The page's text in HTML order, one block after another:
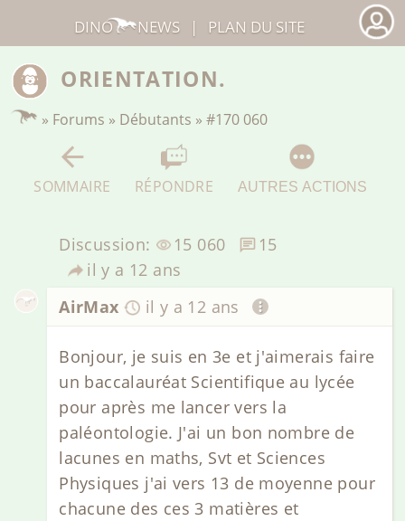
ORIENTATION.
» Forums » Débutants »#170 060
SOMMAIRE RÉPONDRE AUTRES ACTIONS
Discussion: 15 060
15
il y a 12 ans
AirMax
il y a 12 ans
Bonjour, je suis en 3e et j'aimerais faire
un baccalauréat Scientifique au lycée
pour après me lancer vers la
paléontologie. J'ai un bon nombre de
lacunes en maths, Svt et Sciences
Physiques j'ai vers 13 de moyenne pour
chacune des ces 3 matières et
DINO NEWS | PLAN DU SITE